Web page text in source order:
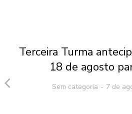
Terceira Turma
18 de agosto
Sem categoria 7 de